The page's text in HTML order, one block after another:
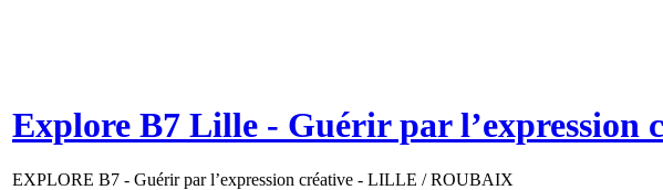
Explore B7 Lille - Guérir par l’expression
EXPLORE B7 - Guérir par l’expression créative - LILLE / ROUBAIX